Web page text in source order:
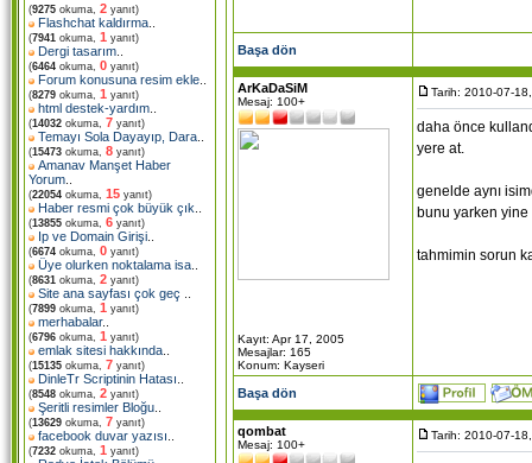
(9275 okuma, 2 yanıt)
Flashchat kaldırma
(7941 okuma, 1 yanıt)
Dergi tasarım
(6464 okuma, 0 yanıt)
Forum konusuna resim ekle
(8279 okuma, 1 yanıt)
html destek-yardım
(14032 okuma, 7 yanıt)
Temayı Sola Dayayıp, Dara
(15473 okuma, 8 yanıt)
Amanav Manşet Haber
Yorum
(22054 okuma, 15 yanıt)
Haber resmi çok büyük çık
(13855 okuma, 6 yanıt)
Ip ve Domain Girişi
(6674 okuma, 0 yanıt)
Üye olurken noktalama isa
(8631 okuma, 2 yanıt)
Site ana sayfası çok geç
(7899 okuma, 1 yanıt)
merhabalar..
(6796 okuma, 1 yanıt)
emlak sitesi hakkında
(15135 okuma, 7 yanıt)
DinleTr Scriptinin Hatası
(8548 okuma, 2 yanıt)
Şeritli resimler Bloğu
(13629 okuma, 7 yanıt)
facebook duvar yazısı
(7232 okuma, 1 yanıt)
Başa dön
ArKaDaSiM
Mesaj: 100+
Kayıt: Apr 17, 2005
Mesajlar: 165
Konum: Kayseri
Tarih: 2010-07-
daha önce
yere at.
genelde aynı
bunu yarken yine
tahmimin sorun
Başa dön
qombat
Mesaj: 100+
Tarih: 2010-07-